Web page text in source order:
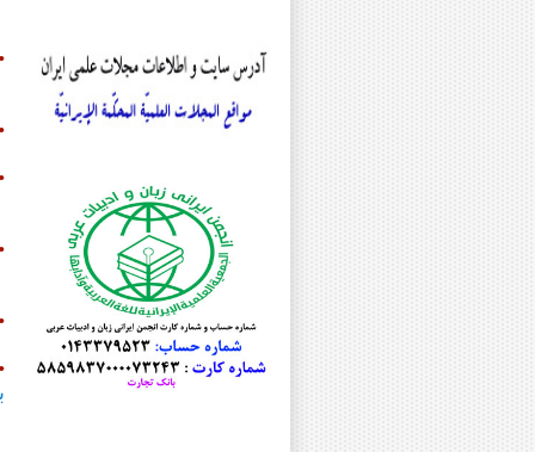
دکتر محمد جعفر اصغری
دکتر علی افضلی
دکتر عباس اقبالی
دکتر ابوالحسن امین مقدسی
دکتر جمشید باقرزاده
دکتر رسول بلاوی
دکتر خلیل پروینی
دکتر یدالله پشابادی
دکتر هدایت الله تقی زاده
دکتر محمدحسن تقیه
دکتر مریم جلائی
دکتر علی اصغر حبیبی
مرحوم دکتر فیروز حریرچی
•
•
•
•
•
•